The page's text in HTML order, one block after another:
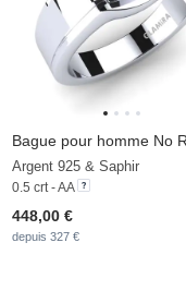
Bague pour homme No
Argent 925 & Saphir
0.5 crt - AA
448,00 €
depuis 327 €